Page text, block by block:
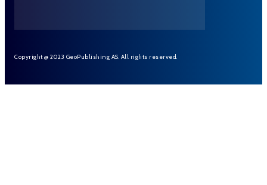
Copyright @ 2023 GeoPublishing AS. All rights reserved.